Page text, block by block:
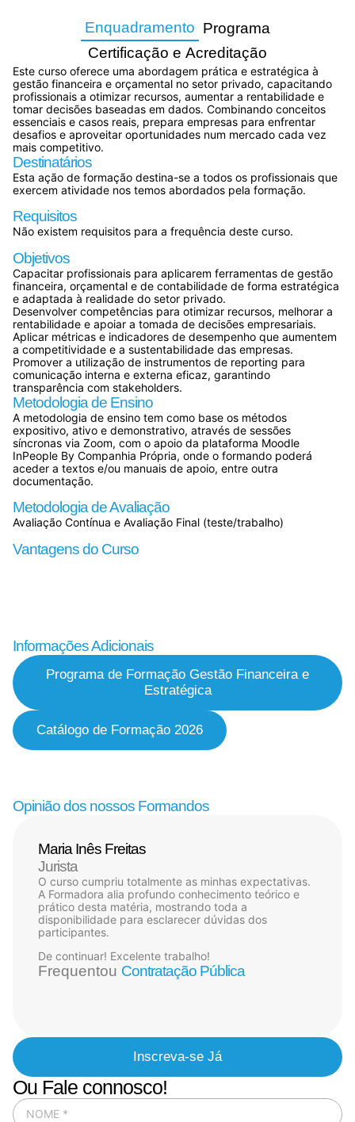
Enquadramento Programa
Certificação e Acreditação
Este curso oferece uma abordagem prática e estratégica à
gestão financeira e orçamental no setor privado, capacitando
profissionais a otimizar recursos, aumentar a rentabilidade e
tomar decisões baseadas em dados. Combinando conceitos
essenciais e casos reais, prepara empresas para enfrentar
desafios e aproveitar oportunidades num mercado cada vez
mais competitivo.
Destinatários
Esta ação de formação destina-se a todos os profissionais que
exercem atividade nos temos abordados pela formação.
Requisitos
Não existem requisitos para a frequência deste curso.
Objetivos
Capacitar profissionais para aplicarem ferramentas de gestão
financeira, orçamental e de contabilidade de forma estratégica
e adaptada à realidade do setor privado.
Desenvolver competências para otimizar recursos, melhorar a
rentabilidade e apoiar a tomada de decisões empresariais.
Aplicar métricas e indicadores de desempenho que aumentem
a competitividade e a sustentabilidade das empresas.
Promover a utilização de instrumentos de reporting para
comunicação interna e externa eficaz, garantindo
transparência com stakeholders.
Metodologia de Ensino
A metodologia de ensino tem como base os métodos
expositivo, ativo e demonstrativo, através de sessões
síncronas via Zoom, com o apoio da plataforma Moodle
InPeople By Companhia Própria, onde o formando poderá
aceder a textos e/ou manuais de apoio, entre outra
documentação.
Metodologia de Avaliação
Avaliação Contínua e Avaliação Final (teste/trabalho)
Vantagens do Curso
Informações Adicionais
Programa de Formação Gestão Financeira e
Estratégica
Catálogo de Formação 2026
Opinião dos nossos Formandos
Maria Inês Freitas
Jurista
O curso cumpriu totalmente as minhas expectativas.
A Formadora alia profundo conhecimento teórico e
prático desta matéria, mostrando toda a
disponibilidade para esclarecer dúvidas dos
participantes.
De continuar! Excelente trabalho!
Frequentou Contratação Pública
Inscreva-se Já
Ou Fale connosco!